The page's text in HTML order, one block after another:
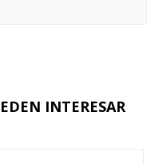
INTERESAR